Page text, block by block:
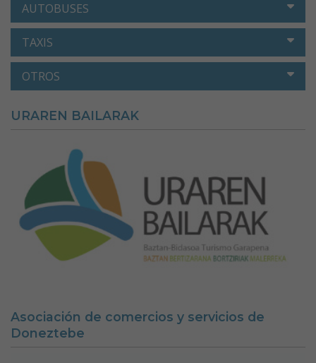
AUTOBUSES
TAXIS
OTROS
URAREN BAILARAK
Asociación de comercios y servicios de
Doneztebe